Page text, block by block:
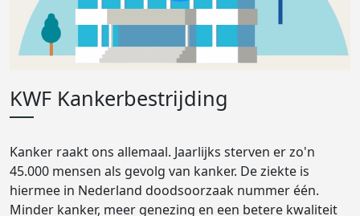
KWF Kankerbestrijding
Kanker raakt ons allemaal. Jaarlijks sterven er zo'n
45.000 mensen als gevolg van kanker. De ziekte is
hiermee in Nederland doodsoorzaak nummer één.
Minder kanker, meer genezing en een betere kwaliteit